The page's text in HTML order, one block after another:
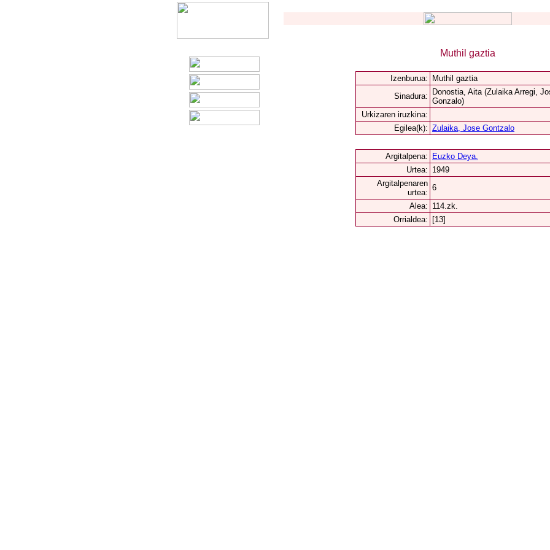
Muthil gaztia
Izenburua:
Muthil gaztia
Sinadura:
Donostia, Aita (Zulaika Arregi,
Gonzalo)
Urkizaren iruzkina:
Egilea(k): Zulaika, Jose Gontzalo
Argitalpena:
Euzko Deya.
Urtea: 1949
Argitalpenaren
urtea:
6
Alea: 114.zk.
Orrialdea:
[13]